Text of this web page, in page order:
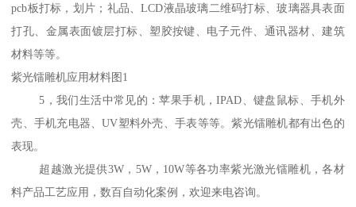
pcb板打标，划片；礼品、LCD液晶玻璃二维码打标、玻璃器具表面
打孔、金属表面镀层打标、塑胶按键、电子元件、通讯器材、建筑
材料等等。
紫光镭雕机应用材料图1
5，我们生活中常见的：苹果手机，IPAD、键盘鼠标、手机外
壳、手机充电器、UV塑料外壳、手表等等。紫光镭雕机都有出色的
表现。
超越激光提供3W，5W，10W等各功率紫光激光镭雕机，各材
料产品工艺应用，数百自动化案例，欢迎来电咨询。